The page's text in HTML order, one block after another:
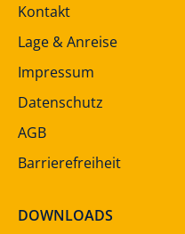
Kontakt
Lage & Anreise
Impressum
Datenschutz
AGB
Barrierefreiheit
DOWNLOADS